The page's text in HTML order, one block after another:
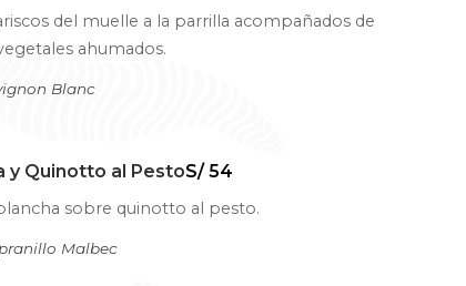
del muelle a la parrilla acompañados de
ahumados.
Blanc
y Quinotto al PestoS/ 54
sobre quinotto al pesto.
Malbec